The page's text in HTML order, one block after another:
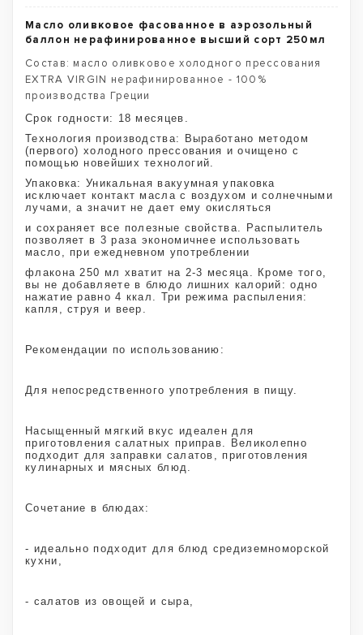
Масло оливковое фасованное в аэрозольный
баллон нерафинированное высший сорт 250мл
Состав: масло оливковое холодного прессования
EXTRA VIRGIN нерафинированное - 100%
производства Греции
Срок годности: 18 месяцев.
Технология производства: Выработано методом
(первого) холодного прессования и очищено с
помощью новейших технологий.
Упаковка: Уникальная вакуумная упаковка
исключает контакт масла с воздухом и солнечными
лучами, а значит не дает ему окисляться
и сохраняет все полезные свойства. Распылитель
позволяет в 3 раза экономичнее использовать
масло, при ежедневном употреблении
флакона 250 мл хватит на 2-3 месяца. Кроме того,
вы не добавляете в блюдо лишних калорий: одно
нажатие равно 4 ккал. Три режима распыления:
капля, струя и веер.
Рекомендации по использованию:
Для непосредственного употребления в пищу.
Насыщенный мягкий вкус идеален для
приготовления салатных приправ. Великолепно
подходит для заправки салатов, приготовления
кулинарных и мясных блюд.
Сочетание в блюдах:
- идеально подходит для блюд средиземноморской
кухни,
- салатов из овощей и сыра,